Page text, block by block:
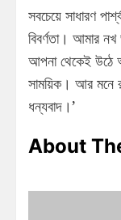
সবচেয়ে সাধারণ
বিবর্ণতা। আমার
আপনা থেকেই উঠে
সাময়িক। আর মনে
ধন্যবাদ।’
About